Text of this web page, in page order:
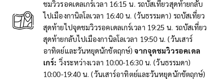
ชมวิวรอคเดลเกร์เวลา 16:15 น. รถบัสเที่ยวสุดท้ายกลับ
ไปเมืองกานิลโลเวลา 16:40 น. (วันธรรมดา) รถบัสเที่ยว
สุดท้ายไปจุดชมวิวรอคเดลเกร์เวลา 19:25 น. รถบัสเที่ยว
สุดท้ายกลับไปเมืองกานิลโลเวลา 19:50 น. (วันเสาร์
อาทิตย์และวันหยุดนักขัตฤกษ์)จากจุดชมวิวรอคเดล
เกร์: วิ่งระหว่างเวลา 10:00-16:30 น. (วันธรรมดา)
10:00-19:40 น. (วันเสาร์อาทิตย์และวันหยุดนักขัตฤกษ์)